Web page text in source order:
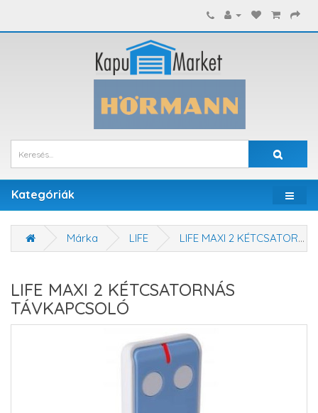
Kategóriák
Márka LIFE LIFE MAXI 2 KÉTCSATORNÁS TÁVKAPCSOLÓ
LIFE MAXI 2 KÉTCSATORNÁS
TÁVKAPCSOLÓ